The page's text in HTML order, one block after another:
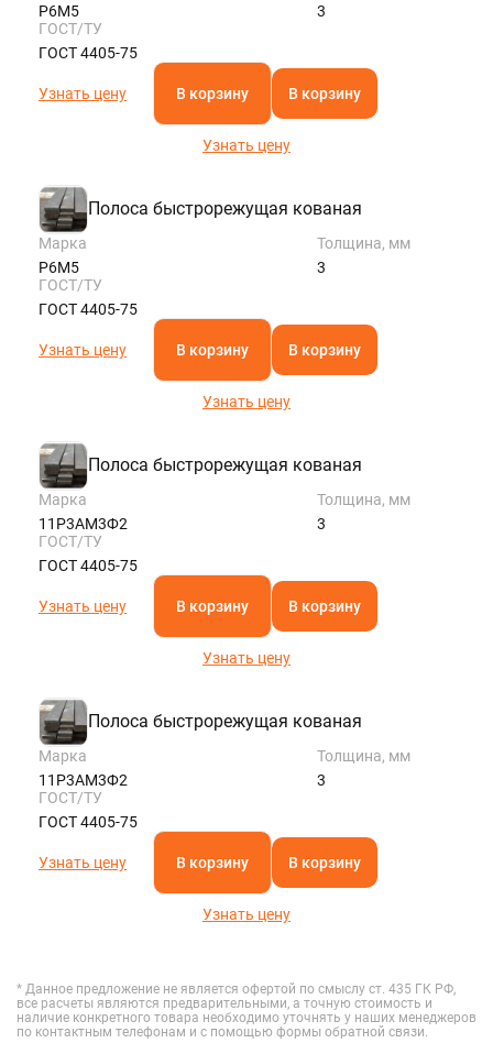
Р6М5
3
ГОСТ/ТУ
ГОСТ 4405-75
Узнать цену В корзину В корзину
Узнать цену
Полоса быстрорежущая кованая
Марка
Р6М5
Толщина, мм
3
ГОСТ/ТУ
ГОСТ 4405-75
Узнать цену В корзину В корзину
Узнать цену
Полоса быстрорежущая кованая
Марка
11Р3АМ3Ф2
Толщина, мм
3
ГОСТ/ТУ
ГОСТ 4405-75
Узнать цену В корзину В корзину
Узнать цену
Полоса быстрорежущая кованая
Марка
11Р3АМ3Ф2
Толщина, мм
3
ГОСТ/ТУ
ГОСТ 4405-75
Узнать цену В корзину В корзину
Узнать цену
* Данное предложение не является офертой по смыслу ст. 435 ГК РФ,
все расчеты являются предварительными, а точную стоимость и
наличие конкретного товара необходимо уточнять у наших менеджеров
по контактным телефонам и с помощью формы обратной связи.